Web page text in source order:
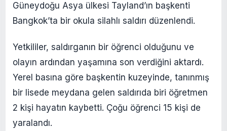
Güneydoğu Asya ülkesi Tayland’ın başkenti
Bangkok’ta bir okula silahlı saldırı düzenlendi.
Yetkililer, saldırganın bir öğrenci olduğunu ve
olayın ardından yaşamına son verdiğini aktardı.
Yerel basına göre başkentin kuzeyinde, tanınmış
bir lisede meydana gelen saldırıda biri öğretmen
2 kişi hayatın kaybetti. Çoğu öğrenci 15 kişi de
yaralandı.